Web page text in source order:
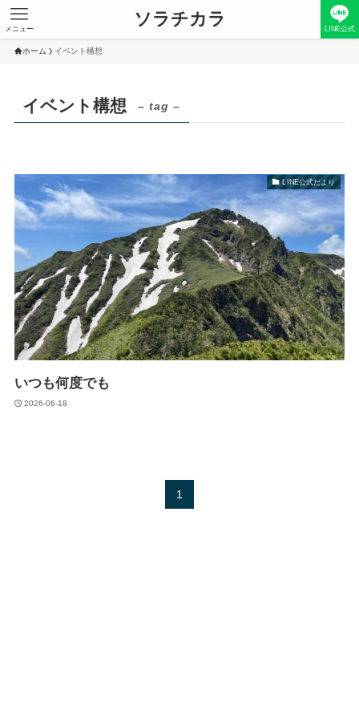
ソラチカラ LINE公式
メニュー
ホーム イベント構想
イベント構想 – tag –
LINE公式だより
いつも何度でも
2026-06-18
1